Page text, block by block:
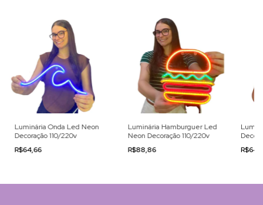
Luminária Onda Led Neon
Decoração 110/220v
R$64,66
Luminária Hamburguer Led
Neon Decoração 110/220v
R$88,86